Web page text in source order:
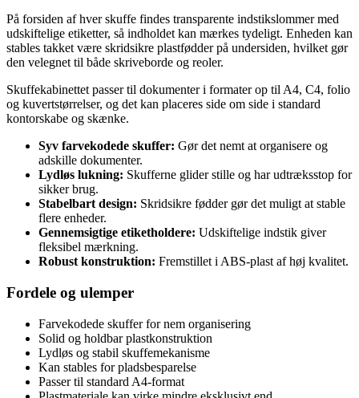
På forsiden af hver skuffe findes transparente indstikslommer med
udskiftelige etiketter, så indholdet kan mærkes tydeligt. Enheden kan
stables takket være skridsikre plastfødder på undersiden, hvilket gør
den velegnet til både skriveborde og reoler.
Skuffekabinettet passer til dokumenter i formater op til A4, C4, folio
og kuvertstørrelser, og det kan placeres side om side i standard
kontorskabe og skænke.
Syv farvekodede skuffer: Gør det nemt at organisere og
adskille dokumenter.
Lydløs lukning: Skufferne glider stille og har udtræksstop for
sikker brug.
Stabelbart design: Skridsikre fødder gør det muligt at stable
flere enheder.
Gennemsigtige etiketholdere: Udskiftelige indstik giver
fleksibel mærkning.
Robust konstruktion: Fremstillet i ABS-plast af høj kvalitet.
Fordele og ulemper
Farvekodede skuffer for nem organisering
Solid og holdbar plastkonstruktion
Lydløs og stabil skuffemekanisme
Kan stables for pladsbesparelse
Passer til standard A4-format